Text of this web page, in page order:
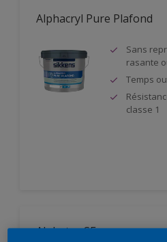
Alphacryl Pure Plafond
Sans
rasante
Temps
classe 1
Alphatex SF